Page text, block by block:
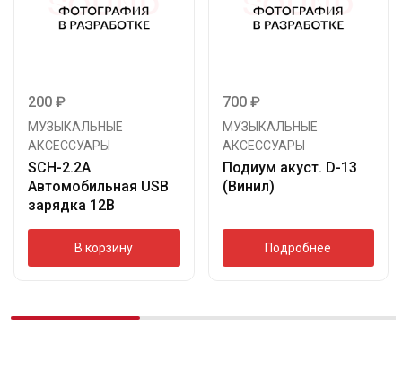
200 ₽
МУЗЫКАЛЬНЫЕ
АКСЕССУАРЫ
SCH-2.2A
Автомобильная USB
зарядка 12В
В корзину
700 ₽
МУЗЫКАЛЬНЫЕ
АКСЕССУАРЫ
Подиум акуст. D-13
(Винил)
Подробнее